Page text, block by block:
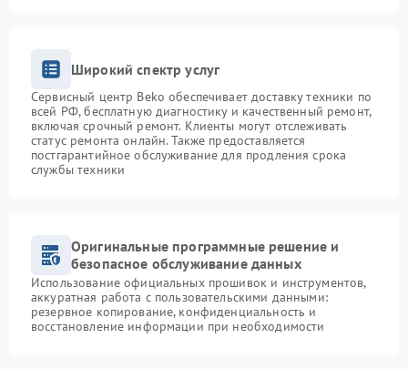
Широкий спектр услуг
Сервисный центр Beko обеспечивает доставку техники по
всей РФ, бесплатную диагностику и качественный ремонт,
включая срочный ремонт. Клиенты могут отслеживать
статус ремонта онлайн. Также предоставляется
постгарантийное обслуживание для продления срока
службы техники
Оригинальные программные решение и
безопасное обслуживание данных
Использование официальных прошивок и инструментов,
аккуратная работа с пользовательскими данными:
резервное копирование, конфиденциальность и
восстановление информации при необходимости